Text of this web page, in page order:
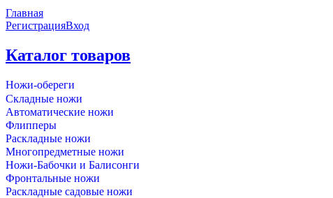
Главная
РегистрацияВход
Каталог товаров
Ножи-обереги
Складные ножи
Автоматические ножи
Флипперы
Раскладные ножи
Многопредметные ножи
Ножи-Бабочки и Балисонги
Фронтальные ножи
Раскладные садовые ножи